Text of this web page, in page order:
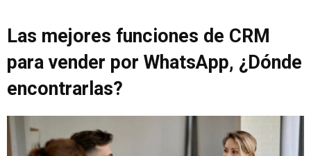
Las mejores funciones de CRM
para vender por WhatsApp, ¿Dónde
encontrarlas?